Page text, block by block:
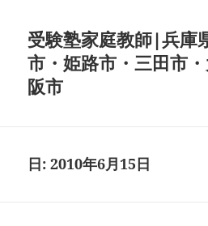
受験塾家庭教師|兵庫
市・姫路市・三田市
阪市
日:2010年6月15日